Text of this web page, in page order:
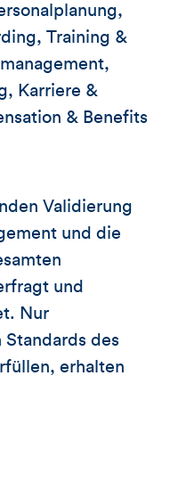
Training &
Karriere &
& Benefits
Validierung
und die
und
Nur
des
erhalten